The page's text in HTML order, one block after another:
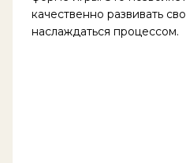
качественно развивать
наслаждаться процессом.